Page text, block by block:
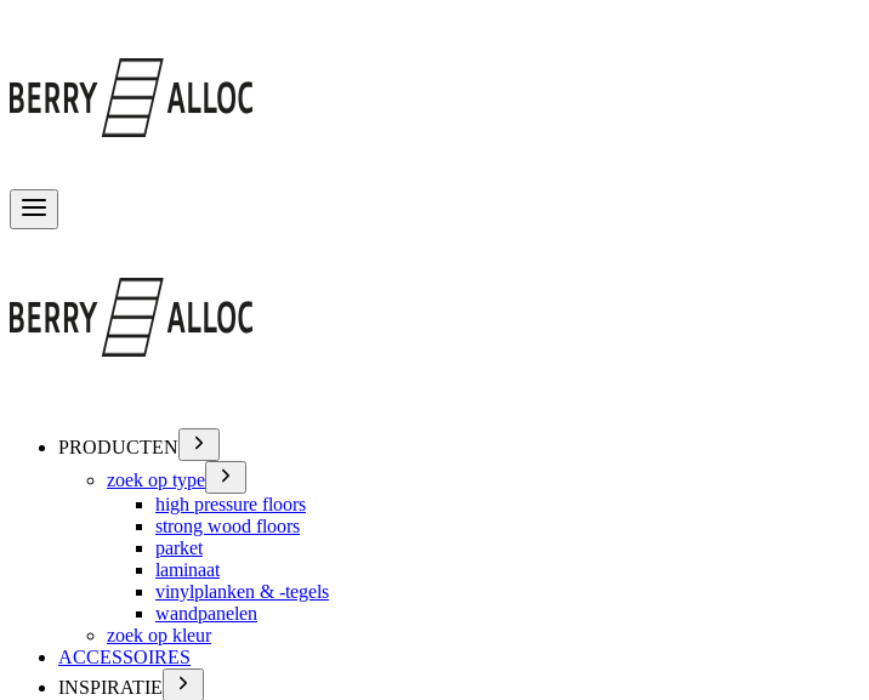
PRODUCTEN
zoek op type
high pressure floors
strong wood floors
parket
laminaat
vinylplanken & -tegels
wandpanelen
zoek op kleur
ACCESSOIRES
INSPIRATIE